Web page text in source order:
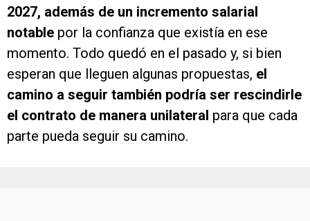
2027, además de un incremento salarial
notable por la confianza que existía en ese
momento. Todo quedó en el pasado y, si bien
esperan que lleguen algunas propuestas, el
camino a seguir también podría ser rescindirle
el contrato de manera unilateral para que cada
parte pueda seguir su camino.